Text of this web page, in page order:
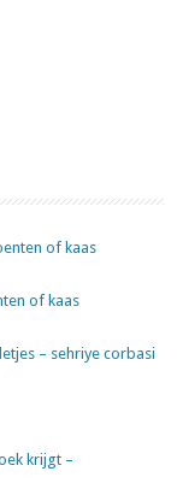
of kaas
of kaas
– sehriye corbasi
krijgt –